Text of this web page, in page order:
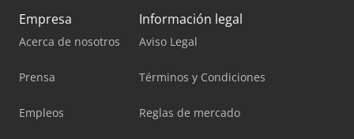
Empresa
Acerca de nosotros
Prensa
Empleos
Información legal
Aviso Legal
Términos y Condiciones
Reglas de mercado